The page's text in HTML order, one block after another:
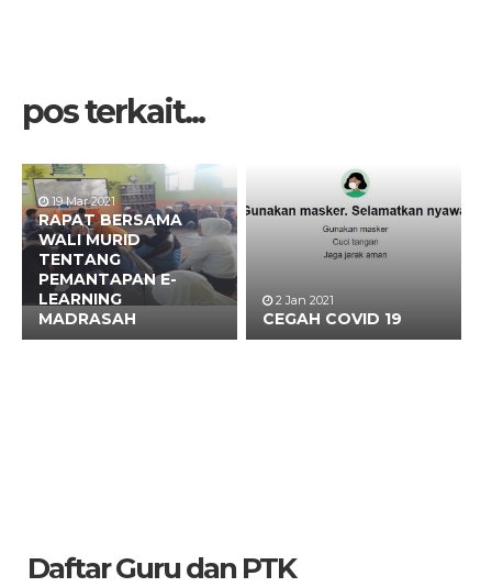
pos terkait...
19 Mar 2021
RAPAT BERSAMA
WALI MURID
TENTANG
PEMANTAPAN E-
LEARNING
MADRASAH
2 Jan 2021
CEGAH COVID 19
Daftar Guru dan PTK